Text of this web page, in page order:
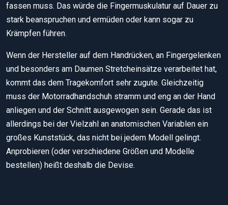
fassen muss. Das würde die Fingermuskulatur auf Dauer zu
stark beanspruchen und ermüden oder kann sogar zu
Krämpfen führen.
Wenn der Hersteller auf dem Handrücken, an Fingergelenken
und besonders am Daumen Stretcheinsätze verarbeitet hat,
kommt das dem Tragekomfort sehr zugute. Gleichzeitig
muss der Motorradhandschuh stramm und eng an der Hand
anliegen und der Schnitt ausgewogen sein. Gerade das ist
allerdings bei der Vielzahl an anatomischen Variablen ein
großes Kunststück, das nicht bei jedem Modell gelingt.
Anprobieren (oder verschiedene Größen und Modelle
bestellen) heißt deshalb die Devise.